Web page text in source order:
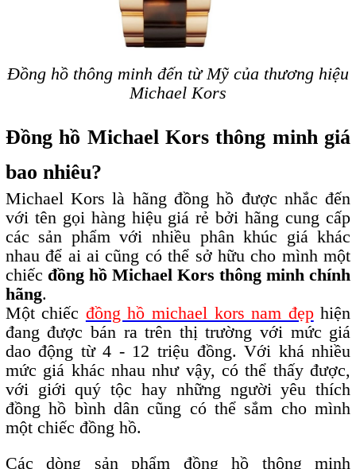
Đồng hồ thông minh đến từ Mỹ của thương hiệu
Michael Kors
Đồng hồ Michael Kors thông minh giá
bao nhiêu?
Michael Kors là hãng đồng hồ được nhắc đến
với tên gọi hàng hiệu giá rẻ bởi hãng cung cấp
các sản phẩm với nhiều phân khúc giá khác
nhau để ai ai cũng có thể sở hữu cho mình một
chiếc đồng hồ Michael Kors thông minh chính
hãng.
Một chiếc đồng hồ michael kors nam đẹphiện
đang được bán ra trên thị trường với mức giá
dao động từ 4 - 12 triệu đồng. Với khá nhiều
mức giá khác nhau như vậy, có thể thấy được,
với giới quý tộc hay những người yêu thích
đồng hồ bình dân cũng có thể sắm cho mình
một chiếc đồng hồ.
Các dòng sản phẩm đồng hồ thông minh